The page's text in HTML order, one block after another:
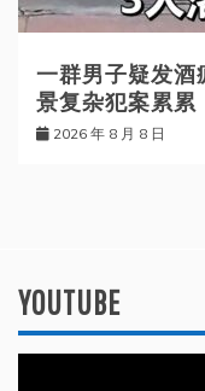
一群男子疑发酒
景复杂犯案累累
2026 年 8 月 8 日
YOUTUBE